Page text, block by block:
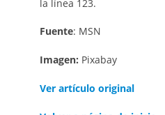
la línea 123.
Fuente: MSN
Imagen: Pixabay
Ver artículo original